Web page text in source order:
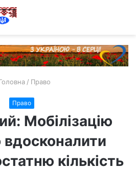
/ Право
Право
Мобілізацію
вдосконалити
кількість